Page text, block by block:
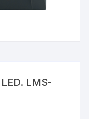
LMS-